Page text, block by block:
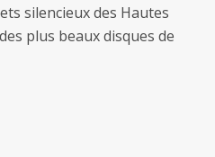
silencieux des Hautes
plus beaux disques de